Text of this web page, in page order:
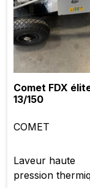
Comet FDX
13/150
COMET
Laveur haute
pression